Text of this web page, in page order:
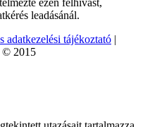
ezen felhívást,
leadásánál.
adatkezelési tájékoztató |
© 2015